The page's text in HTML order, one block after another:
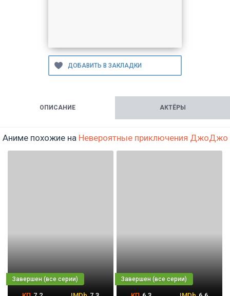
ОПИСАНИЕ АКТЁРЫ
Аниме похожие на Невероятные приключения ДжоДжо